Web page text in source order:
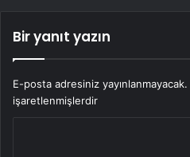
Bir yanıt yazın
E-posta adresiniz yayınlanmayacak.
işaretlenmişlerdir